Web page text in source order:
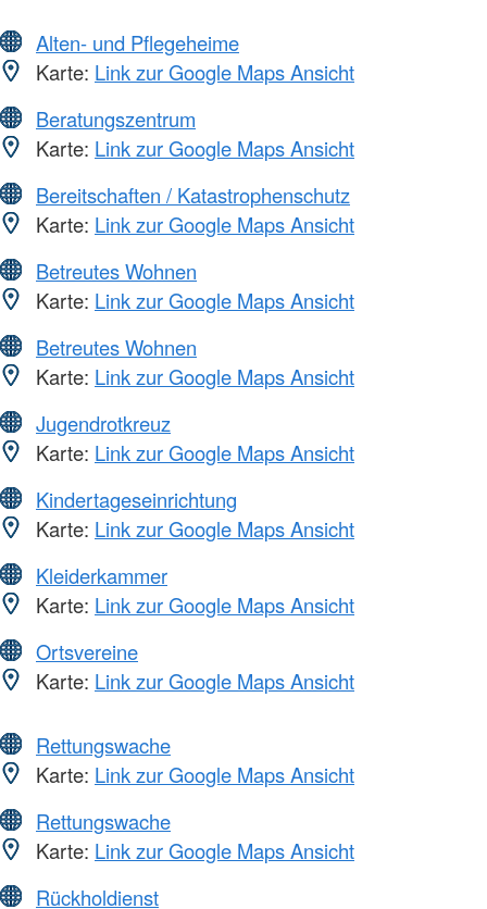
Alten- und Pflegeheime
Karte: Link zur Google Maps Ansicht
Beratungszentrum
Karte: Link zur Google Maps Ansicht
Bereitschaften / Katastrophenschutz
Karte: Link zur Google Maps Ansicht
Betreutes Wohnen
Karte: Link zur Google Maps Ansicht
Betreutes Wohnen
Karte: Link zur Google Maps Ansicht
Jugendrotkreuz
Karte: Link zur Google Maps Ansicht
Kindertageseinrichtung
Karte: Link zur Google Maps Ansicht
Kleiderkammer
Karte: Link zur Google Maps Ansicht
Ortsvereine
Karte: Link zur Google Maps Ansicht
Rettungswache
Karte: Link zur Google Maps Ansicht
Rettungswache
Karte: Link zur Google Maps Ansicht
Rückholdienst